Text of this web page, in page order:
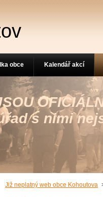
s nimi
Již neplatný web obce Kohoutova
obce Kalendář akcí